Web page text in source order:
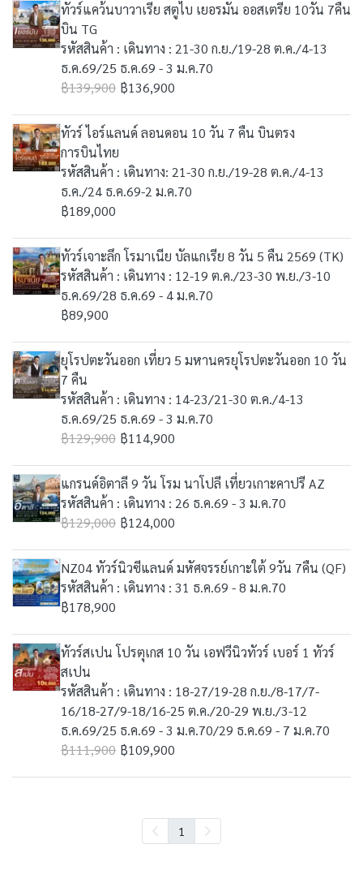
ทัวร์แคว้นบาวาเรีย สตูไบ เยอรมัน ออสเตรีย 10วัน 7คืน
บิน TG
รหัสสินค้า : เดินทาง : 21-30 ก.ย./19-28 ต.ค./4-13
ธ.ค.69/25 ธ.ค.69 - 3 ม.ค.70
฿139,900 ฿136,900
ทัวร์ ไอร์แลนด์ ลอนดอน 10 วัน 7 คืน บินตรง
การบินไทย
รหัสสินค้า : เดินทาง: 21-30 ก.ย./19-28 ต.ค./4-13
ธ.ค./24 ธ.ค.69-2 ม.ค.70
฿189,000
ทัวร์เจาะลึก โรมาเนีย บัลแกเรีย 8 วัน 5 คืน 2569 (TK)
รหัสสินค้า : เดินทาง : 12-19 ต.ค./23-30 พ.ย./3-10
ธ.ค.69/28 ธ.ค.69 - 4 ม.ค.70
฿89,900
ยุโรปตะวันออก เที่ยว 5 มหานครยุโรปตะวันออก 10 วัน
7 คืน
รหัสสินค้า : เดินทาง : 14-23/21-30 ต.ค./4-13
ธ.ค.69/25 ธ.ค.69 - 3 ม.ค.70
฿129,900 ฿114,900
แกรนด์อิตาลี 9 วัน โรม นาโปลี เที่ยวเกาะคาปรี AZ
รหัสสินค้า : เดินทาง : 26 ธ.ค.69 - 3 ม.ค.70
฿129,000 ฿124,000
NZ04 ทัวร์นิวซีแลนด์ มหัศจรรย์เกาะใต้ 9วัน 7คืน (QF)
รหัสสินค้า : เดินทาง : 31 ธ.ค.69 - 8 ม.ค.70
฿178,900
ทัวร์สเปน โปรตุเกส 10 วัน เอฟวีนิวทัวร์ เบอร์ 1 ทัวร์
สเปน
รหัสสินค้า : เดินทาง : 18-27/19-28 ก.ย./8-17/7-
16/18-27/9-18/16-25 ต.ค./20-29 พ.ย./3-12
ธ.ค.69/25 ธ.ค.69 - 3 ม.ค.70/29 ธ.ค.69 - 7 ม.ค.70
฿111,900 ฿109,900
1